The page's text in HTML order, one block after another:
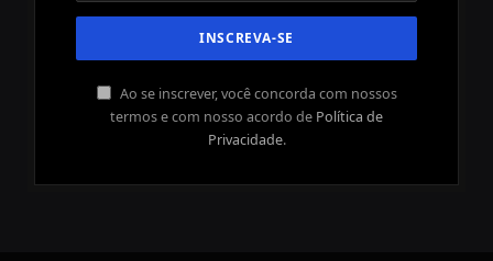
Ao se inscrever, você concorda com nossos
termos e com nosso acordo de Política de
Privacidade.